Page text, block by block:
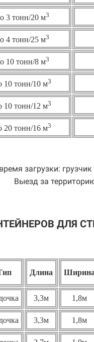
3 тонн/20 м3
4 тонн/25 м3
10 тонн/8 м3
10 тонн/10 м3
10 тонн/12 м3
20 тонн/16 м3
загрузки:
Выезд за
ДЛЯ
Длина Ширина
3,3м 1,8м
3,3м 1,8м